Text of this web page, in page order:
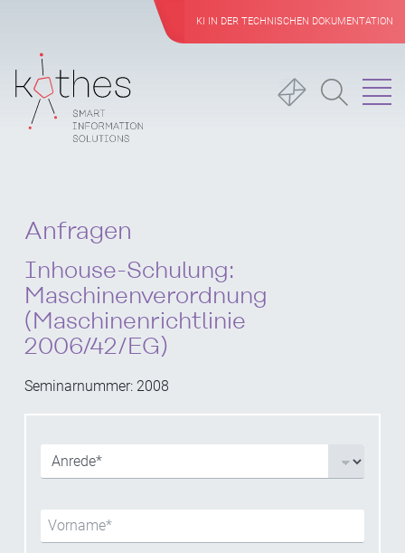
KI IN DER TECHNISCHEN DOKUMENTATION
Anfragen
Inhouse-Schulung:
Maschinenverordnung
(Maschinenrichtlinie
2006/42/EG)
Seminarnummer: 2008